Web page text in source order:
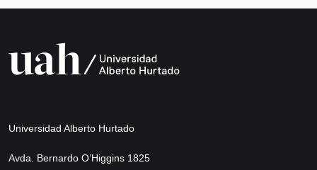
Universidad Alberto Hurtado
Avda. Bernardo O’Higgins 1825